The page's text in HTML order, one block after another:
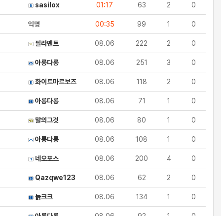
sasilox 01:17 63 2 0
익명 00:35 99 1 0
필라멘트 08.06 222 2 0
아롱다롱 08.06 251 3 0
화이트마르보즈 08.06 118 2 0
아롱다롱 08.06 71 1 0
말의그것 08.06 80 1 0
아롱다롱 08.06 108 1 0
네오포스 08.06 200 4 0
Qazqwe123 08.06 62 2 0
늙크크 08.06 134 1 0